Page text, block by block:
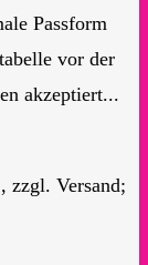
Passform
vor der
akzeptiert...
zzgl. Versand;